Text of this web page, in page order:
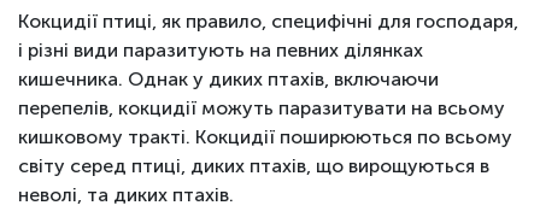
Кокцидії птиці, як правило, специфічні для господаря,
і різні види паразитують на певних ділянках
кишечника. Однак у диких птахів, включаючи
перепелів, кокцидії можуть паразитувати на всьому
кишковому тракті. Кокцидії поширюються по всьому
світу серед птиці, диких птахів, що вирощуються в
неволі, та диких птахів.